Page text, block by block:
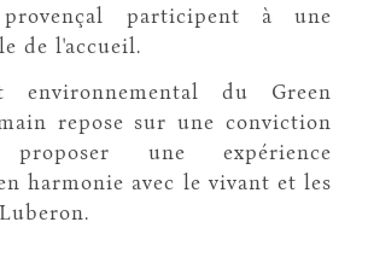
participent à une
de l'accueil.
environnemental du Green
repose sur une conviction
une expérience
harmonie avec le vivant et les